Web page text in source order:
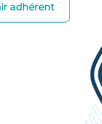
adhérent